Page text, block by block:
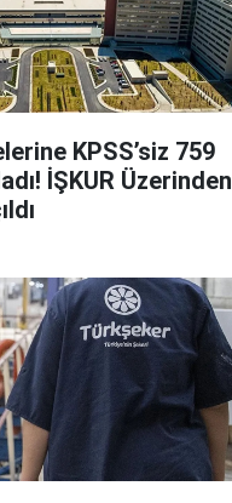
KPSS’siz 759
İŞKUR Üzerinden